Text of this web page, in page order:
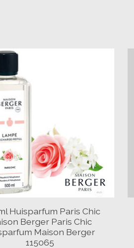
Huisparfum Paris Chic
Berger Paris Chic
Maison Berger
115065